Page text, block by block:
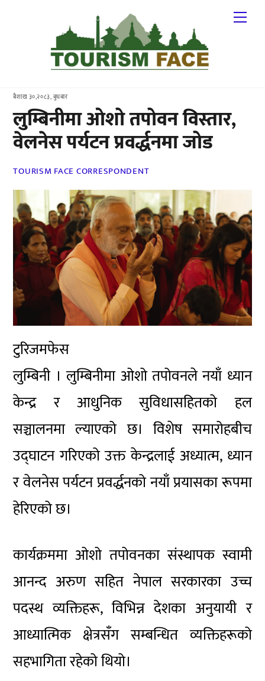
बैशाख ३०,२०८३, बुधबार
लुम्बिनीमा ओशो तपोवन विस्तार,
वेलनेस पर्यटन प्रवर्द्धनमा जोड
TOURISM FACE CORRESPONDENT
टुरिजमफेस
लुम्बिनी ।लुम्बिनीमा ओशो तपोवनले नयाँ ध्यान
केन्द्र र आधुनिक सुविधासहितको हल
सञ्चालनमा ल्याएको छ। विशेष समारोहबीच
उद्घाटन गरिएको उक्त केन्द्रलाई अध्यात्म, ध्यान
र वेलनेस पर्यटन प्रवर्द्धनको नयाँ प्रयासका रूपमा
हेरिएको छ।
कार्यक्रममा ओशो तपोवनका संस्थापकस्वामी
आनन्द अरुणसहित नेपाल सरकारका उच्च
पदस्थ व्यक्तिहरू, विभिन्न देशका अनुयायी र
आध्यात्मिक क्षेत्रसँग सम्बन्धित व्यक्तिहरूको
सहभागिता रहेको थियो।